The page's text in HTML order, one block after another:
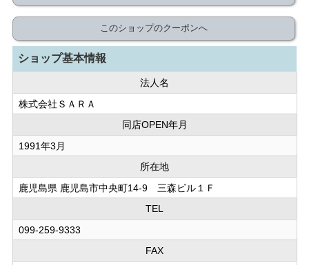
このショップのクーポンへ
ショップ基本情報
法人名
株式会社ＳＡＲＡ
同店OPEN年月
1991年3月
所在地
鹿児島県 鹿児島市中央町14-9 三森ビル１Ｆ
TEL
099-259-9333
FAX